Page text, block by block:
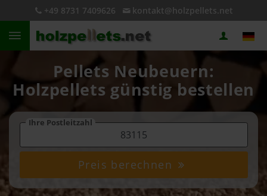
+49 8731 7409626 kontakt@holzpellets.net
Pellets Neubeuern:
Holzpellets günstig bestellen
Ihre Postleitzahl
Preis berechnen